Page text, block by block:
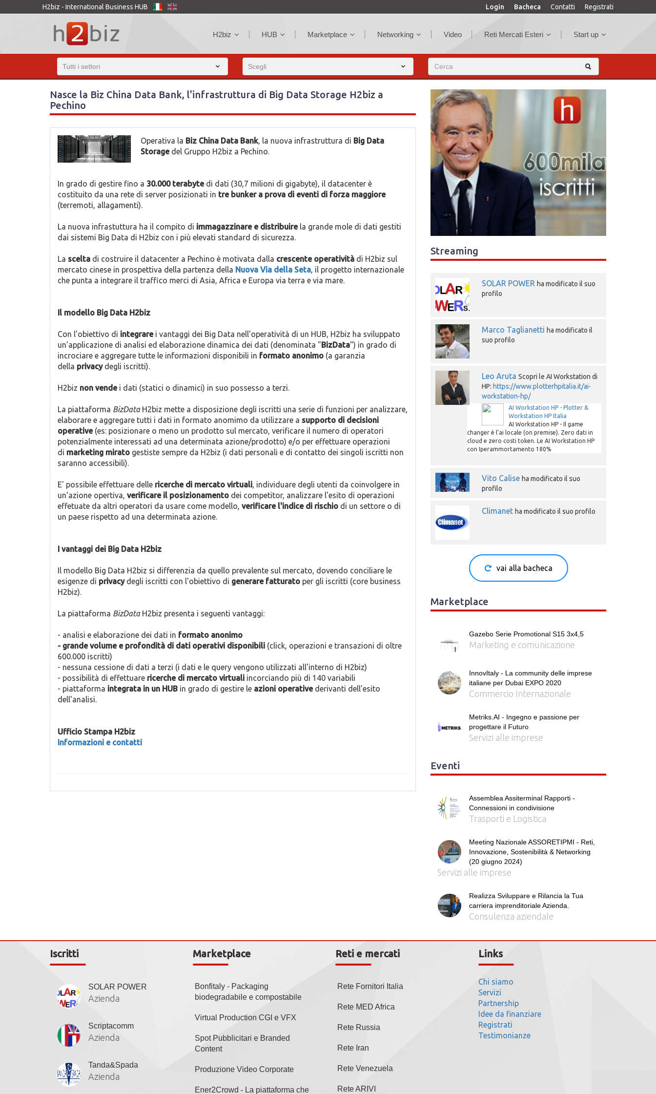
H2biz - International Business HUB Login Bacheca Contatti Registrati
H2biz HUB Marketplace Networking Video Reti Mercati Esteri Start up
Nasce la Biz China Data Bank, l'infrastruttura di Big Data Storage H2biz a
Pechino
Operativa la Biz China Data Bank, la nuova infrastruttura di Big Data
Storagedel Gruppo H2biz a Pechino.
In grado di gestire fino a 30.000 terabytedi dati (30,7 milioni di gigabyte), il datacenter è
costituito da una rete di server posizionati in tre bunker a prova di eventi di forza maggiore
(terremoti, allagamenti).
La nuova infrastuttura ha il compito di immagazzinare e distribuirela grande mole di dati gestiti
dai sistemi Big Data di H2biz con i più elevati standard di sicurezza.
La scelta di costruire il datacenter a Pechino è motivata dalla crescente operatività di H2biz sul
mercato cinese in prospettiva della partenza della Nuova Via della Seta, il progetto internazionale
che punta a integrare il traffico merci di Asia, Africa e Europa via terra e via mare.
Il modello Big Data H2biz
Con l'obiettivo di integrarei vantaggi dei Big Data nell'operatività di un HUB, H2biz ha sviluppato
un'applicazione di analisi ed elaborazione dinamica dei dati (denominata "BizData") in grado di
incrociare e aggregare tutte le informazioni disponibili in formato anonimo (a garanzia
della privacydegli iscritti).
H2biz non vendei dati (statici o dinamici) in suo possesso a terzi.
La piattaforma BizDataH2biz mette a disposizione degli iscritti una serie di funzioni per analizzare,
elaborare e aggregare tutti i dati in formato anomimo da utilizzare a supporto di decisioni
operative(es: posizionare o meno un prodotto sul mercato, verificare il numero di operatori
potenzialmente interessati ad una determinata azione/prodotto) e/o per effettuare operazioni
di marketing mirato gestiste sempre da H2biz (i dati personali e di contatto dei singoli iscritti non
saranno accessibili).
E' possibile effettuare delle ricerche di mercato virtuali, individuare degli utenti da coinvolgere in
un'azione opertiva, verificare il posizionamento dei competitor, analizzare l'esito di operazioni
effetuate da altri operatori da usare come modello, verificare l'indice di rischio di un settore o di
un paese rispetto ad una determinata azione.
I vantaggi dei Big Data H2biz
Il modello Big Data H2biz si differenzia da quello prevalente sul mercato, dovendo conciliare le
esigenze di privacydegli iscritti con l'obiettivo di generare fatturato per gli iscritti (core business
H2biz).
La piattaforma BizDataH2biz presenta i seguenti vantaggi:
- analisi e elaborazione dei dati in formato anonimo
- grande volume e profondità di dati operativi disponibili (click, operazioni e transazioni di oltre
600.000 iscritti)
- nessuna cessione di dati a terzi (i dati e le query vengono utilizzati all'interno di H2biz)
- possibilità di effettuare ricerche di mercato virtuali incorciando più di 140 variabili
- piattaforma integrata in un HUB in grado di gestire le azioni operative derivanti dell'esito
dell'analisi.
Ufficio Stampa H2biz
Informazioni e contatti
Streaming
SOLAR POWER ha modificato il suo
profilo
Marco Taglianetti ha modificato il
suo profilo
Leo Aruta Scopri le AI Workstation di
HP: https://www.plotterhpitalia.it/ai-
workstation-hp/
AI Workstation HP - Plotter &
Workstation HP Italia
AI Workstation HP - Il game
changer è l'ai locale (on premise). Zero dati in
cloud e zero costi token. Le AI Workstation HP
con Iperammortamento 180%
Vito Calise ha modificato il suo
profilo
Climanet ha modificato il suo profilo
vai alla bacheca
Marketplace
Gazebo Serie Promotional S15 3x4,5
Marketing e comunicazione
InnovItaly - La community delle imprese
italiane per Dubai EXPO 2020
Commercio Internazionale
Metriks.AI - Ingegno e passione per
progettare il Futuro
Servizi alle imprese
Eventi
Assemblea Assiterminal Rapporti -
Connessioni in condivisione
Trasporti e Logistica
Meeting Nazionale ASSORETIPMI - Reti,
Innovazione, Sostenibilità & Networking
(20 giugno 2024)
Servizi alle imprese
Realizza Sviluppare e Rilancia la Tua
carriera imprenditoriale Azienda.
Consulenza aziendale
Iscritti
SOLAR POWER
Azienda
Scriptacomm
Azienda
Tanda&Spada
Azienda
Marketplace
Bonfitaly - Packaging
biodegradabile e compostabile
Virtual Production CGI e VFX
Spot Pubblicitari e Branded
Content
Produzione Video Corporate
Ener2Crowd - La piattaforma che
Reti e mercati
Rete Fornitori Italia
Rete MED Africa
Rete Russia
Rete Iran
Rete Venezuela
Rete ARIVI
Links
Chi siamo
Servizi
Partnership
Idee da finanziare
Registrati
Testimonianze